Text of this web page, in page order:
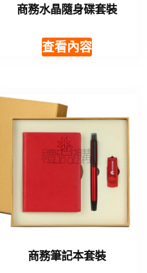
商務水晶隨身碟套裝
查看內容
商務筆記本套裝